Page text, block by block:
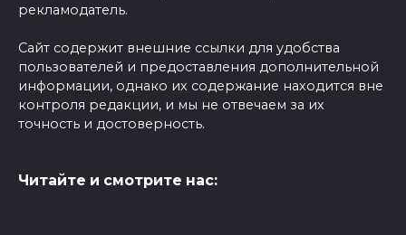
рекламодатель.
Сайт содержит внешние ссылки для удобства
пользователей и предоставления дополнительной
информации, однако их содержание находится вне
контроля редакции, и мы не отвечаем за их
точность и достоверность.
Читайте и смотрите нас: